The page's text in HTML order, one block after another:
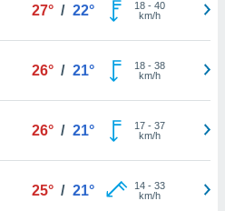
27° / 22° 18- 40
km/h
26° / 21° 18- 38
km/h
26° / 21° 17- 37
km/h
25° / 21° 14- 33
km/h